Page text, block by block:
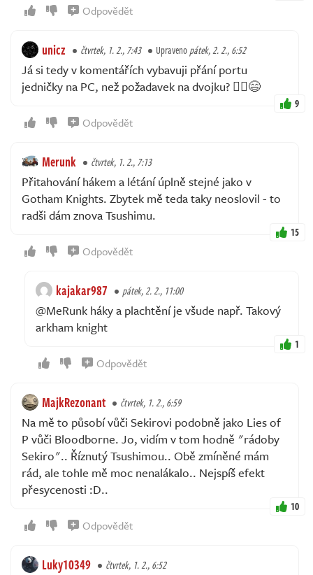
Odpovědět
unicz čtvrtek, 1. 2., 7:43 Upravenopátek, 2. 2., 6:52
Já si tedy v komentářích vybavuji přání portu
jedničky na PC, než požadavek na dvojku? 🤷‍♂️😄
9
Odpovědět
Merunk čtvrtek, 1. 2., 7:13
Přitahování hákem a létání úplně stejné jako v
Gotham Knights. Zbytek mě teda taky neoslovil - to
radši dám znova Tsushimu.
15
Odpovědět
kajakar987 pátek, 2. 2., 11:00
@MeRunk háky a plachtění je všude např. Takový
arkham knight
1
Odpovědět
MajkRezonant čtvrtek, 1. 2., 6:59
Na mě to působí vůči Sekirovi podobně jako Lies of
P vůči Bloodborne. Jo, vidím v tom hodně "rádoby
Sekiro".. Říznutý Tsushimou.. Obě zmíněné mám
rád, ale tohle mě moc nenalákalo.. Nejspíš efekt
přesycenosti :D..
10
Odpovědět
Luky10349 čtvrtek, 1. 2., 6:52